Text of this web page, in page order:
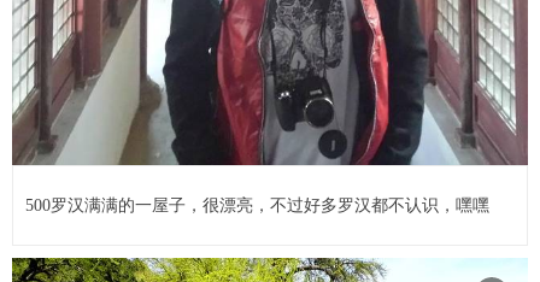
500罗汉满满的一屋子，很漂亮，不过好多罗汉都不认识，嘿嘿